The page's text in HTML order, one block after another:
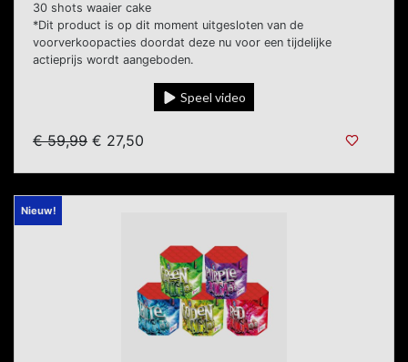
30 shots waaier cake
*Dit product is op dit moment uitgesloten van de
voorverkoopacties doordat deze nu voor een tijdelijke
actieprijs wordt aangeboden.
Speel video
€ 59,99 € 27,50
Nieuw!